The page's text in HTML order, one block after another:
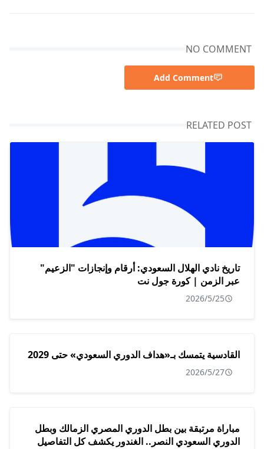
NO COMMENT
Add Comment
RELATED POST
تاريخ نادي الهلال السعودي: أرقام وإنجازات "الزعيم"
عبر الزمن | كورة جول نت
2026/5/25
القادسية يتمسك بـ«هداف الدوري السعودي» حتى 2029
2026/5/27
مباراة مرتبقة بين بطل الدوري المصري الزمالك وبطل
الدوري السعودي النصر.. الغندور يكشف كل التفاصيل